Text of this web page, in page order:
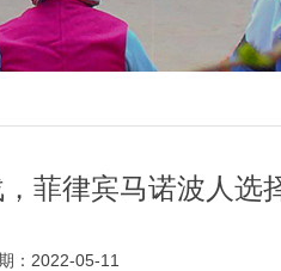
菲律宾马诺波人选
：2022-05-11